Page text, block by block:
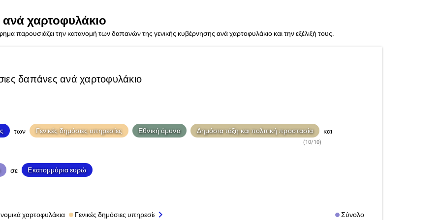
χαρτοφυλάκιο
παρουσιάζει την κατανομή των δαπανών της γενικής κυβέρνησης ανά χαρτοφυλάκιο και την εξέλιξή τους.
δαπάνες ανά χαρτοφυλάκιο
των Γενικές δημόσιες υπηρεσίες Εθνική άμυνα Δημόσια τάξη και πολιτική προστασία
(10/10)
και
σε Εκατομμύρια ευρώ
χαρτοφυλάκια Γενικές δημόσιες υπηρεσίες Προστασία του περιβάλλοντος
chevron_right Σύνολο